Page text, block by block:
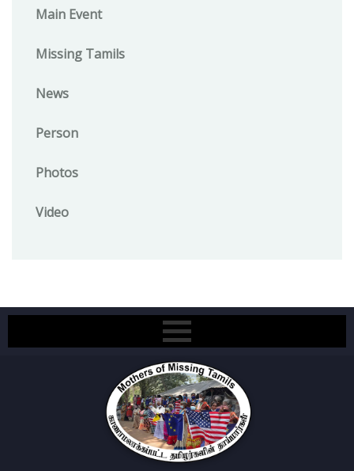
Main Event
Missing Tamils
News
Person
Photos
Video